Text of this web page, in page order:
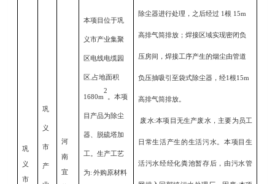
巩
义
市
巩
义
市
产
河
南
宜
本项目位于巩
义市产业集聚
区电线电缆园
区,占地面积
1680m
2
。本项
目产品为除尘
器、脱硫塔加
工。生产工艺
为:外购原材料
除尘器进行处理，之后经过 1根 15m
高排气筒排放；焊接区域实现密闭负
压房间，焊接工序产生的烟尘由管道
负压抽吸引至袋式除尘器 ，经1根15m
高排气筒排放
废水:本项目无生产废水，主要为员工
日常生活产生的生活污水 。本项目生
活污水经经化粪池暂存后，由污水管